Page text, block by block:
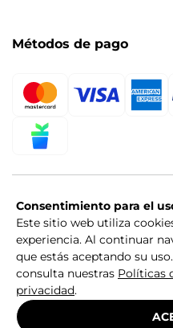
Métodos de pago
© 2026 Diablos Rojos del
Consentimiento para el
Este sitio web utiliza
experiencia. Al continuar
que estás aceptando su
consulta nuestras Políticas
privacidad.